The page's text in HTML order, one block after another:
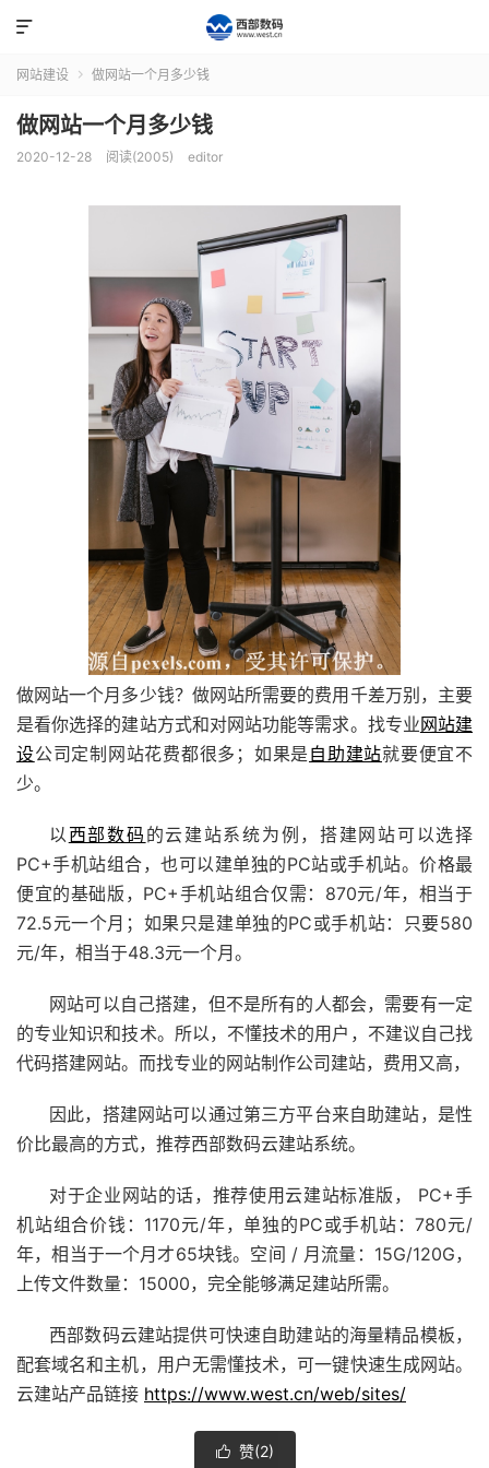

网站建设  做网站一个月多少钱
做网站一个月多少钱
2020-12-28 阅读(2005) editor
做网站一个月多少钱？做网站所需要的费用千差万别，主要
是看你选择的建站方式和对网站功能等需求。找专业网站建
设公司定制网站花费都很多；如果是 自助建站就要便宜不
少。
以 西部数码 的云建站系统为例，搭建网站可以选择
PC+手机站组合，也可以建单独的PC站或手机站。价格最
便宜的基础版，PC+手机站组合仅需：870元/年，相当于
72.5元一个月；如果只是建单独的PC或手机站：只要580
元/年，相当于48.3元一个月。
网站可以自己搭建，但不是所有的人都会，需要有一定
的专业知识和技术。所以，不懂技术的用户，不建议自己找
代码搭建网站。而找专业的网站制作公司建站，费用又高，
因此，搭建网站可以通过第三方平台来自助建站，是性
价比最高的方式，推荐西部数码云建站系统。
对于企业网站的话，推荐使用云建站标准版， PC+手
机站组合价钱：1170元/年，单独的PC或手机站：780元/
年，相当于一个月才65块钱。空间 / 月流量：15G/120G，
上传文件数量：15000，完全能够满足建站所需。
西部数码云建站提供可快速自助建站的海量精品模板，
配套域名和主机，用户无需懂技术，可一键快速生成网站。
云建站产品链接 https://www.west.cn/web/sites/
 赞(2)